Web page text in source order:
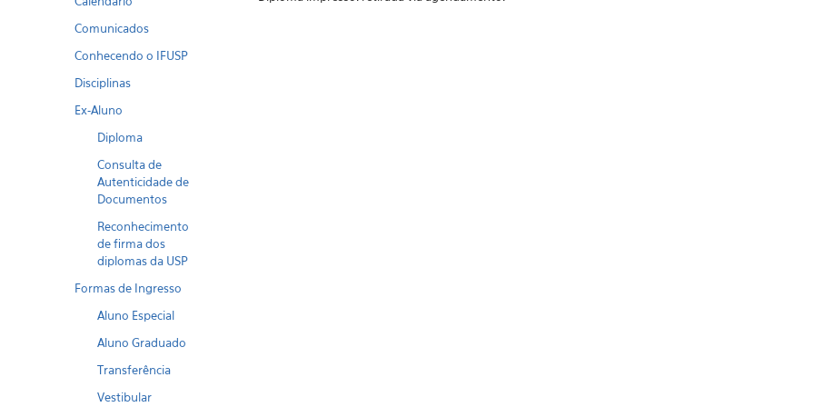
Comunicados
Conhecendo o IFUSP
Disciplinas
Ex-Aluno
Diploma
Consulta de
Autenticidade de
Documentos
Reconhecimento
de firma dos
diplomas da USP
Formas de Ingresso
Aluno Especial
Aluno Graduado
Transferência
Vestibular